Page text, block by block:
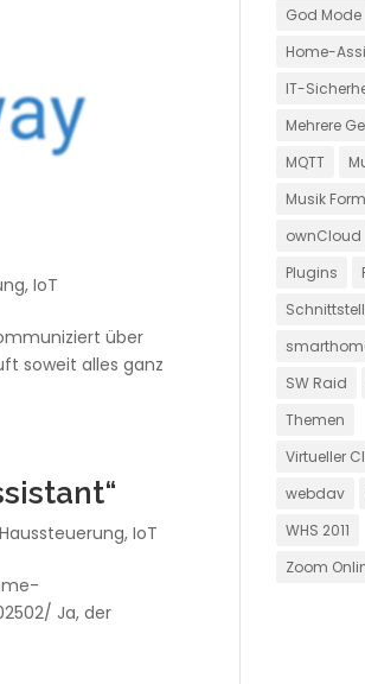
,IoT
über
soweit alles ganz
Haussteuerung,IoT
Ja, der
God Mode
Home-
IT-
Mehrere
MQTT
Musik
ownCloud
Plugins
SW Raid
Themen
Virtueller
webdav
WHS 2011
Zoom